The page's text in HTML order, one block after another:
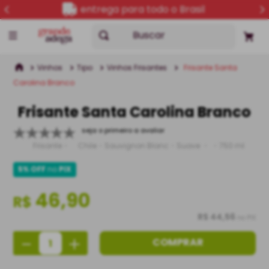
entrega para todo o Brasil
Buscar
Vinhos Tipo Vinhos Frisantes
Frisante Santa
Carolina Branco
Frisante Santa Carolina Branco
seja o primeiro a avaliar
5% OFFnoPIX
R$46,90
R$ 44,56
＋
－ COMPRAR